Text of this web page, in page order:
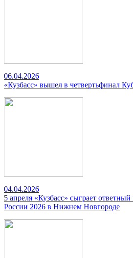
06.04.2026
«Кузбасс» вышел в четвертьфинал
04.04.2026
5 апреля «Кузбасс» сыграет
России 2026 в Нижнем Новгороде